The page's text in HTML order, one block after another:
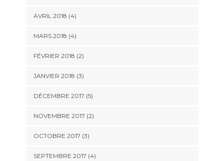
AVRIL 2018 (4)
MARS 2018 (4)
FÉVRIER 2018 (2)
JANVIER 2018 (3)
DÉCEMBRE 2017 (5)
NOVEMBRE 2017 (2)
OCTOBRE 2017 (3)
SEPTEMBRE 2017 (4)